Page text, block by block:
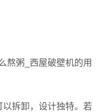
拆卸，设计独特。若